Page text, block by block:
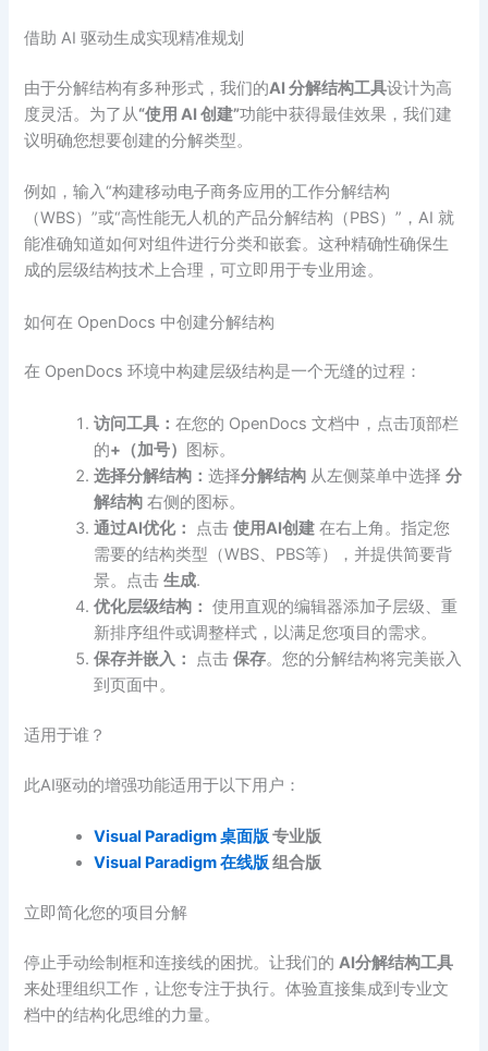
借助 AI 驱动生成实现精准规划
由于分解结构有多种形式，我们的AI 分解结构工具设计为高
度灵活。为了从“使用 AI 创建”功能中获得最佳效果，我们建
议明确您想要创建的分解类型。
例如，输入“构建移动电子商务应用的工作分解结构
（WBS）”或“高性能无人机的产品分解结构（PBS）”，AI 就
能准确知道如何对组件进行分类和嵌套。这种精确性确保生
成的层级结构技术上合理，可立即用于专业用途。
如何在 OpenDocs 中创建分解结构
在 OpenDocs 环境中构建层级结构是一个无缝的过程：
访问工具：在您的 OpenDocs 文档中，点击顶部栏
的+（加号） 图标。
选择分解结构：选择分解结构 从左侧菜单中选择分
解结构 右侧的图标。
通过AI优化：
点击使用AI创建 在右上角。指定您
需要的结构类型（WBS、PBS等），并提供简要背
景。点击生成.
优化层级结构： 使用直观的编辑器添加子层级、重
新排序组件或调整样式，以满足您项目的需求。
保存并嵌入：
点击保存。您的分解结构将完美嵌入
到页面中。
适用于谁？
此AI驱动的增强功能适用于以下用户：
Visual Paradigm 桌面版 专业版
Visual Paradigm 在线版 组合版
立即简化您的项目分解
停止手动绘制框和连接线的困扰。让我们的AI分解结构工具
来处理组织工作，让您专注于执行。体验直接集成到专业文
档中的结构化思维的力量。